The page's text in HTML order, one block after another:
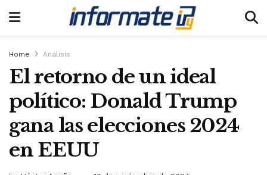
Home Analisis
El retorno de un ideal
político: Donald Trump
gana las elecciones 2024
en EEUU